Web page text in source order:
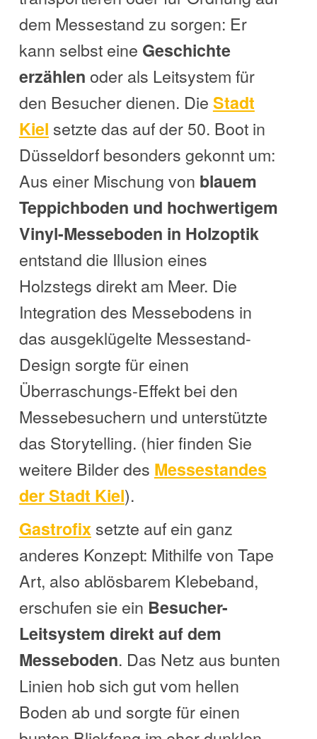
dem Messestand zu sorgen: Er
kann selbst eine Geschichte
erzählen oder als Leitsystem für
den Besucher dienen. Die Stadt
Kiel setzte das auf der 50. Boot in
Düsseldorf besonders gekonnt um:
Aus einer Mischung von blauem
Teppichboden und hochwertigem
Vinyl-Messeboden in Holzoptik
entstand die Illusion eines
Holzstegs direkt am Meer. Die
Integration des Messebodens in
das ausgeklügelte Messestand-
Design sorgte für einen
Überraschungs-Effekt bei den
Messebesuchern und unterstützte
das Storytelling. (hier finden Sie
weitere Bilder des Messestandes
der Stadt Kiel).
Gastrofixsetzte auf ein ganz
anderes Konzept: Mithilfe von Tape
Art, also ablösbarem Klebeband,
erschufen sie ein Besucher-
Leitsystem direkt auf dem
Messeboden. Das Netz aus bunten
Linien hob sich gut vom hellen
Boden ab und sorgte für einen